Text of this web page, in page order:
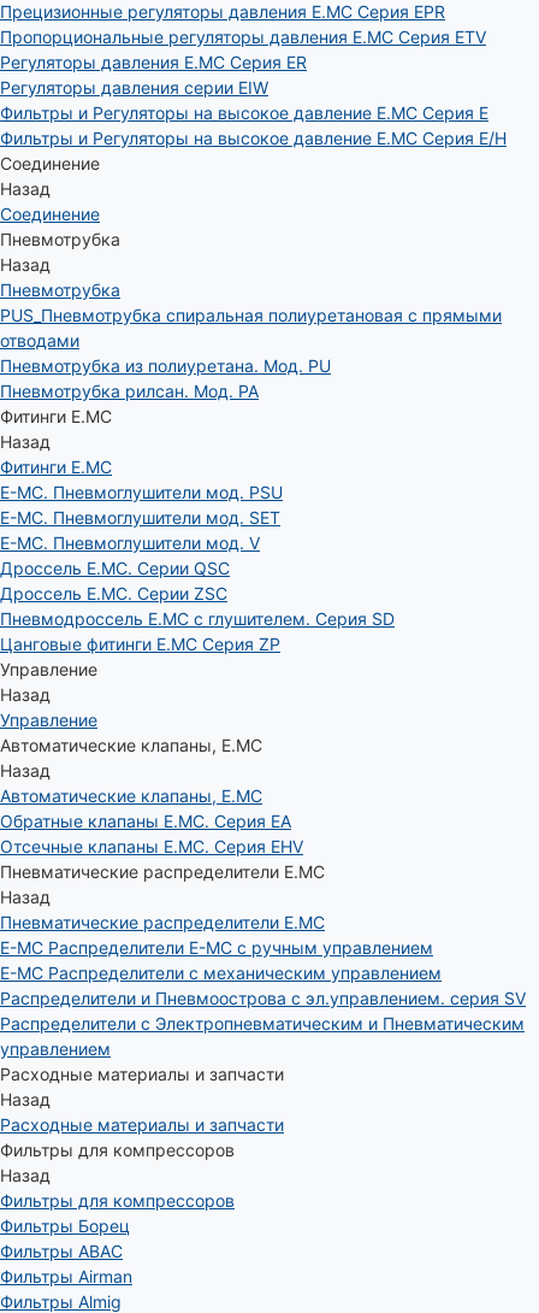
Прецизионные регуляторы давления E.MC Серия EPR
Пропорциональные регуляторы давления E.MC Серия ETV
Регуляторы давления E.MC Серия ER
Регуляторы давления серии EIW
Фильтры и Регуляторы на высокое давление E.MC Серия E
Фильтры и Регуляторы на высокое давление E.MC Серия E/H
Соединение
Назад
Соединение
Пневмотрубка
Назад
Пневмотрубка
PUS_Пневмотрубка спиральная полиуретановая с прямыми
отводами
Пневмотрубка из полиуретана. Мод. РU
Пневмотрубка рилсан. Мод. PA
Фитинги E.MC
Назад
Фитинги E.MC
E-MC. Пневмоглушители мод. PSU
E-MC. Пневмоглушители мод. SET
E-MC. Пневмоглушители мод. V
Дроссель E.MC. Серии QSC
Дроссель E.MC. Серии ZSC
Пневмодроссель E.MC с глушителем. Серия SD
Цанговые фитинги E.MC Серия ZP
Управление
Назад
Управление
Автоматические клапаны, Е.МС
Назад
Автоматические клапаны, Е.МС
Обратные клапаны E.MC. Серия EA
Отсечные клапаны E.MC. Серия EHV
Пневматические распределители E.MC
Назад
Пневматические распределители E.MC
E-MC Распределители E-MC с ручным управлением
E-MC Распределители с механическим управлением
Распределители и Пневмоострова с эл.управлением. серия SV
Распределители с Электропневматическим и Пневматическим
управлением
Расходные материалы и запчасти
Назад
Расходные материалы и запчасти
Фильтры для компрессоров
Назад
Фильтры для компрессоров
Фильтры Борец
Фильтры ABAC
Фильтры Airman
Фильтры Almig